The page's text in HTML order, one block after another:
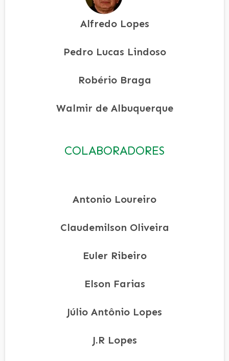
Alfredo Lopes
Pedro Lucas Lindoso
Robério Braga
Walmir de Albuquerque
COLABORADORES
Antonio Loureiro
Claudemilson Oliveira
Euler Ribeiro
Elson Farias
Júlio Antônio Lopes
J.R Lopes